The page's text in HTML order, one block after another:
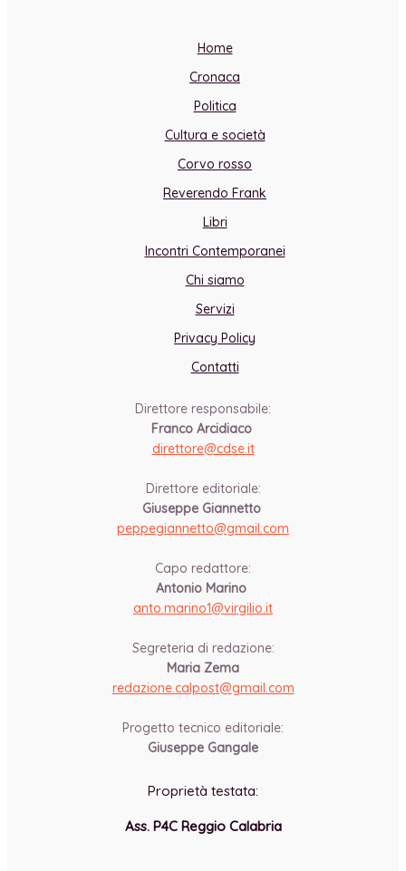
Home
Cronaca
Politica
Cultura e società
Corvo rosso
Reverendo Frank
Libri
Incontri Contemporanei
Chi siamo
Servizi
Privacy Policy
Contatti
Direttore responsabile:
Franco Arcidiaco
direttore@cdse.it
Direttore editoriale:
Giuseppe Giannetto
peppegiannetto@gmail.com
Capo redattore:
Antonio Marino
anto.marino1@virgilio.it
Segreteria di redazione:
Maria Zema
redazione.calpost@gmail.com
Progetto tecnico editoriale:
Giuseppe Gangale
Proprietà testata:
Ass. P4C Reggio Calabria